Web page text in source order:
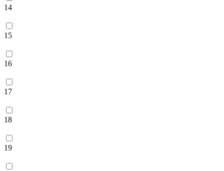
14
15
16
17
18
19